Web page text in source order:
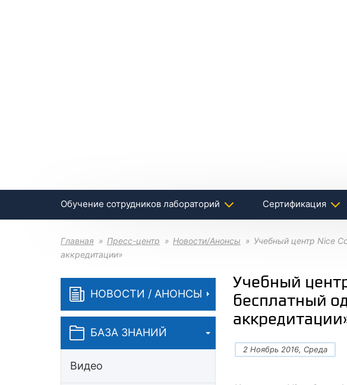
Обучение сотрудников лабораторий Сертификация
Главная Пресс-центр Новости/Анонсы
Учебный центр Nice
аккредитации»
НОВОСТИ / АНОНСЫ
БАЗА ЗНАНИЙ
Видео
Учебный
бесплатный
2 Ноябрь 2016, Среда